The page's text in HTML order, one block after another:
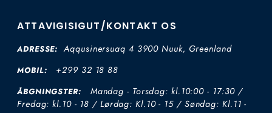
ATTAVIGISIGUT/KONTAKT OS
ADRESSE: Aqqusinersuaq 4 3900 Nuuk, Greenland
MOBIL: +299 32 18 88
ÅBGNINGSTER:
Mandag - Torsdag: kl.10:00 - 17:30 /
Fredag: kl.10 - 18 / Lørdag: Kl.10 - 15 / Søndag: Kl.11 -